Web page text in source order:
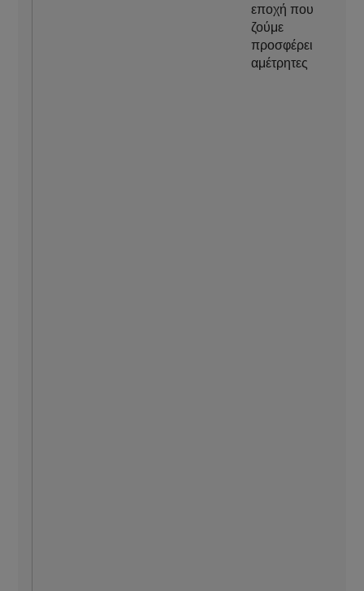
εποχή που
ζούμε
προσφέρει
αμέτρητες